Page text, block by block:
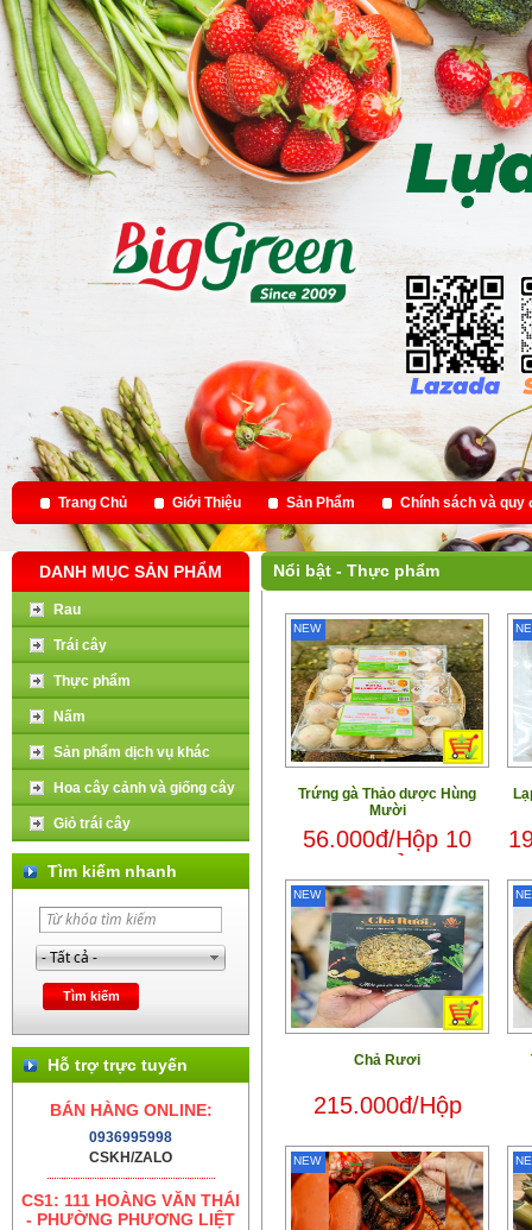
Trang Chủ Giới Thiệu Sản Phẩm Chính sách và quy
DANH MỤC SẢN PHẨM
Rau
Trái cây
Thực phẩm
Nấm
Sản phẩm dịch vụ khác
Hoa cây cảnh và giống cây
Giỏ trái cây
Tìm kiếm nhanh
Hỗ trợ trực tuyến
BÁN HÀNG ONLINE:
0936995998
CSKH/ZALO
CS1: 111 HOÀNG VĂN THÁI
- PHƯỜNG PHƯƠNG LIỆT
Nổi bật - Thực phẩm
Trứng gà Thảo dược Hùng
Mười
56.000đ/Hộp 10
quả
NEW
Chả Rươi
215.000đ/Hộp
NEW
NEW